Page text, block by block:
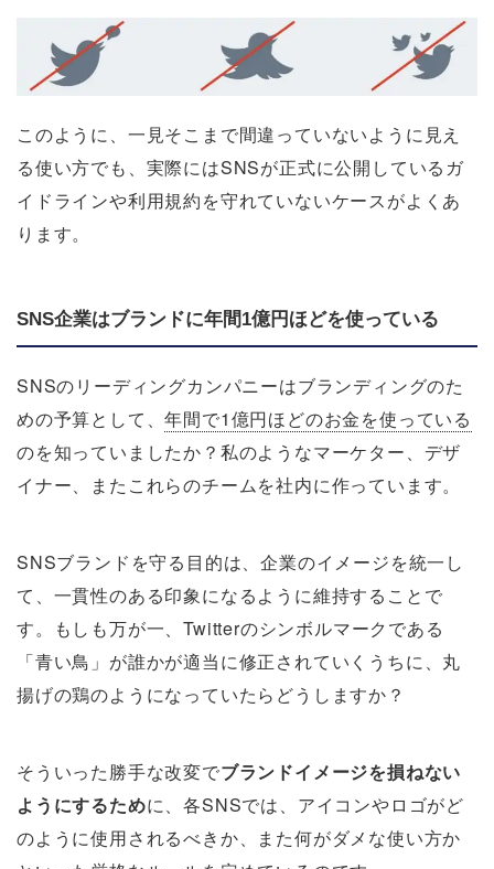
このように、一見そこまで間違っていないように見え
る使い方でも、実際にはSNSが正式に公開しているガ
イドラインや利用規約を守れていないケースがよくあ
ります。
SNS企業はブランドに年間1億円ほどを使っている
SNSのリーディングカンパニーはブランディングのた
めの予算として、年間で1億円ほどのお金を使っている
のを知っていましたか？私のようなマーケター、デザ
イナー、またこれらのチームを社内に作っています。
SNSブランドを守る目的は、企業のイメージを統一し
て、一貫性のある印象になるように維持することで
す。もしも万が一、Twitterのシンボルマークである
「青い鳥」が誰かが適当に修正されていくうちに、丸
揚げの鶏のようになっていたらどうしますか？
そういった勝手な改変でブランドイメージを損ねない
ようにするために、各SNSでは、アイコンやロゴがど
のように使用されるべきか、また何がダメな使い方か